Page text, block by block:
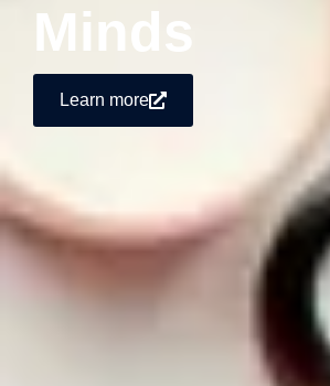
Minds
Learn more